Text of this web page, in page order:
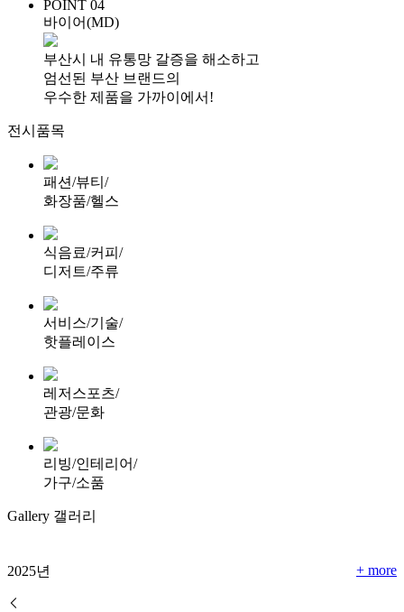
POINT 04
바이어(MD)
부산시 내 유통망 갈증을 해소하고
엄선된 부산 브랜드의
우수한 제품을 가까이에서!
전시품목
패션/뷰티/
화장품/헬스
식음료/커피/
디저트/주류
서비스/기술/
핫플레이스
레저스포츠/
관광/문화
리빙/인테리어/
가구/소품
Gallery 갤러리
2025년 + more